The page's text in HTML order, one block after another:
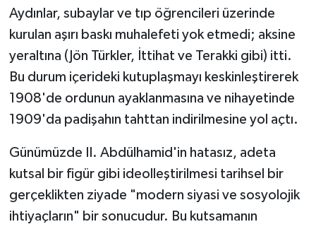
Aydınlar, subaylar ve tıp öğrencileri üzerinde
kurulan aşırı baskı muhalefeti yok etmedi; aksine
yeraltına (Jön Türkler, İttihat ve Terakki gibi) itti.
Bu durum içerideki kutuplaşmayı keskinleştirerek
1908'de ordunun ayaklanmasına ve nihayetinde
1909'da padişahın tahttan indirilmesine yol açtı.
Günümüzde II. Abdülhamid'in hatasız, adeta
kutsal bir figür gibi ideolleştirilmesi tarihsel bir
gerçeklikten ziyade "modern siyasi ve sosyolojik
ihtiyaçların" bir sonucudur. Bu kutsamanın